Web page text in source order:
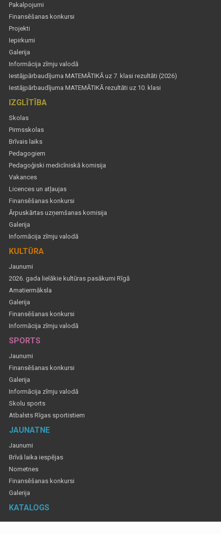
Pakalpojumi
Finansēšanas konkursi
Projekti
Iepirkumi
Galerija
Informācija zīmju valodā
Iestājpārbaudījuma MATEMĀTIKĀ uz 7. klasi rezultāti (2026)
Iestājpārbaudījuma MATEMĀTIKĀ rezultāti uz 10. klasi
IZGLĪTĪBA
Skolas
Pirmsskolas
Brīvais laiks
Pedagogiem
Pedagoģiski medicīniskā komisija
Vakances
Licences un atļaujas
Finansēšanas konkursi
Ārpuskārtas uzņemšanas komisija
Galerija
Informācija zīmju valodā
KULTŪRA
Jaunumi
2026. gada lielākie kultūras pasākumi Rīgā
Amatiermāksla
Galerija
Finansēšanas konkursi
Informācija zīmju valodā
SPORTS
Jaunumi
Finansēšanas konkursi
Galerija
Informācija zīmju valodā
Skolu sports
Atbalsts Rīgas sportistiem
JAUNATNE
Jaunumi
Brīvā laika iespējas
Nometnes
Finansēšanas konkursi
Galerija
KATALOGS